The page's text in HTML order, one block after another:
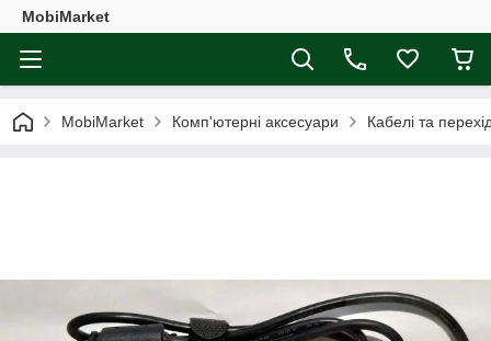
MobiMarket
MobiMarket Комп'ютерні аксесуари Кабелі та